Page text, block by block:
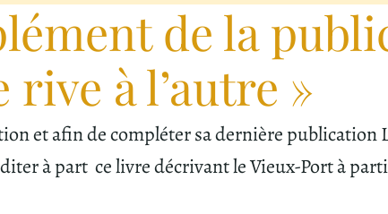
de la
à l’autre »
et afin de compléter sa dernière publication
à part ce livre décrivant le Vieux-Port à